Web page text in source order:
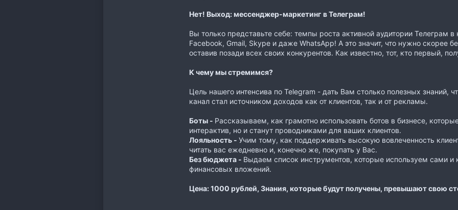
Нет! Выход: мессенджер-маркетинг в Телеграм!
Вы только представьте себе: темпы роста активной аудитории Телеграм
Facebook, Gmail, Skype и даже WhatsApp! А это значит, что нужно скорее
оставив позади всех своих конкурентов. Как известно, тот, кто первый,
К чему мы стремимся?
Цель нашего интенсива по Telegram - дать Вам столько полезных знаний,
канал стал источником доходов как от клиентов, так и от рекламы.
Боты - Рассказываем, как грамотно использовать ботов в бизнесе,
интерактив, но и станут проводниками для ваших клиентов.
Лояльность - Учим тому, как поддерживать высокую вовлеченность
читать вас ежедневно и, конечно же, покупать у Вас.
Без бюджета - Выдаем список инструментов, которые используем сами и
финансовых вложений.
Цена: 1000 рублей, Знания, которые будут получены, превышают свою